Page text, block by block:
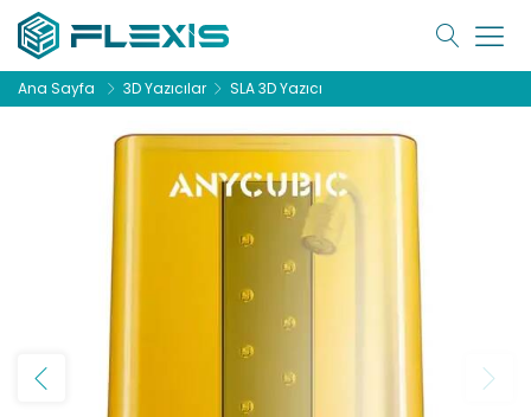
Ana Sayfa 3D Yazıcılar SLA 3D Yazıcı